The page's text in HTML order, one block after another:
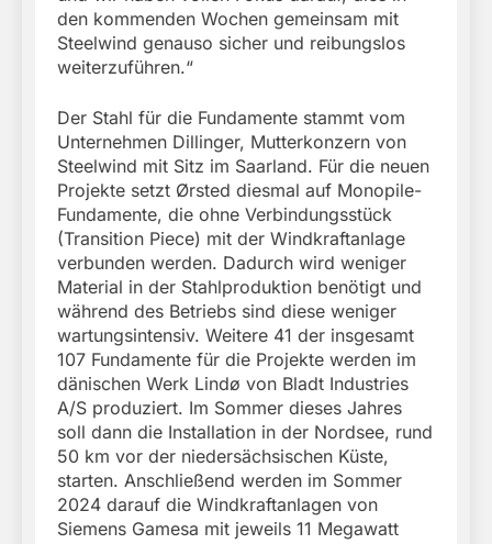
den kommenden Wochen gemeinsam mit
Steelwind genauso sicher und reibungslos
weiterzuführen.“
Der Stahl für die Fundamente stammt vom
Unternehmen Dillinger, Mutterkonzern von
Steelwind mit Sitz im Saarland. Für die neuen
Projekte setzt Ørsted diesmal auf Monopile-
Fundamente, die ohne Verbindungsstück
(Transition Piece) mit der Windkraftanlage
verbunden werden. Dadurch wird weniger
Material in der Stahlproduktion benötigt und
während des Betriebs sind diese weniger
wartungsintensiv. Weitere 41 der insgesamt
107 Fundamente für die Projekte werden im
dänischen Werk Lindø von Bladt Industries
A/S produziert. Im Sommer dieses Jahres
soll dann die Installation in der Nordsee, rund
50 km vor der niedersächsischen Küste,
starten. Anschließend werden im Sommer
2024 darauf die Windkraftanlagen von
Siemens Gamesa mit jeweils 11 Megawatt